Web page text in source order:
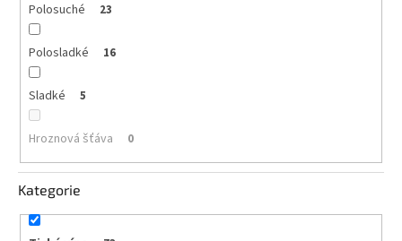
Polosuché 23
Polosladké 16
Sladké 5
Hroznová šťáva 0
Kategorie